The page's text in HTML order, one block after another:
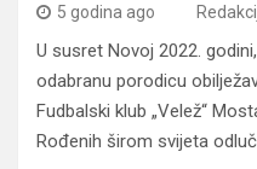
5 godina ago
U susret Novoj 2022.
odabranu porodicu
Fudbalski klub „Velež“
Rođenih širom svijeta